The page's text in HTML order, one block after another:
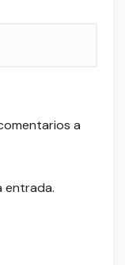
a
entrada.